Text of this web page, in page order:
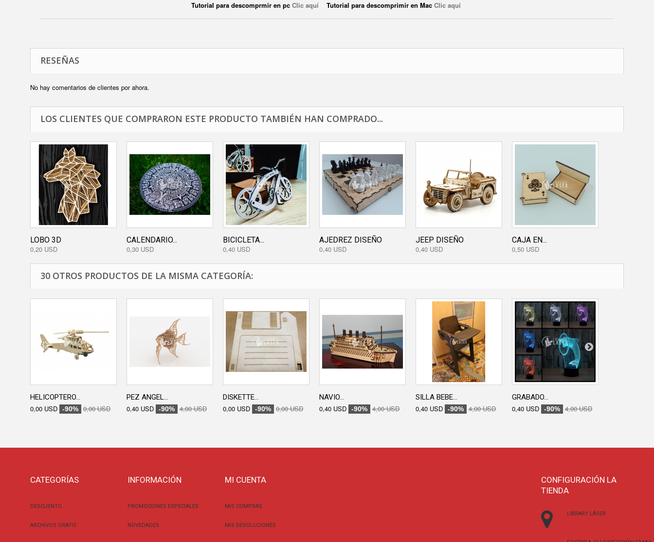
Tutorial para descomprmir en pc Clic aquí Tutorial para descomprimir en Mac Clic aquí
RESEÑAS
No hay comentarios de clientes por ahora.
LOS CLIENTES QUE COMPRARON ESTE PRODUCTO TAMBIÉN HAN COMPRADO...
LOBO 3D
0,20 USD
CALENDARIO...
0,30 USD
BICICLETA...
0,40 USD
AJEDREZ DISEÑO
0,40 USD
JEEP DISEÑO
0,40 USD
CAJA EN...
0,50 USD
30 OTROS PRODUCTOS DE LA MISMA CATEGORÍA:
HELICOPTERO...
0,00 USD -90% 0,00 USD
PEZ ANGEL...
0,40 USD -90% 4,00 USD
DISKETTE...
0,00 USD -90% 0,00 USD
NAVIO...
0,40 USD -90% 4,00 USD
SILLA BEBE...
0,40 USD -90% 4,00 USD
GRABADO...
0,40 USD -90% 4,00 USD
CATEGORÍAS
DESCUENTO
ARCHIVOS GRATIS
INFORMACIÓN
PROMOCIONES ESPECIALES
NOVEDADES
MI CUENTA
MIS COMPRAS
MIS DEVOLUCIONES
CONFIGURACIÓN LA
TIENDA
LIBRARY LÁSER